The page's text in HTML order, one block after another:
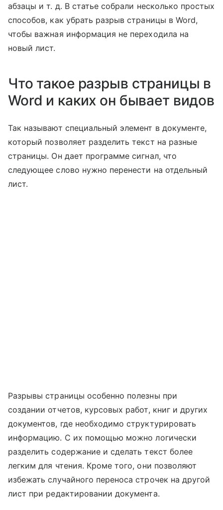
абзацы и т. д. В статье собрали несколько простых
способов, как убрать разрыв страницы в Word,
чтобы важная информация не переходила на
новый лист.
Что такое разрыв страницы в
Word и каких он бывает видов
Так называют специальный элемент в документе,
который позволяет разделить текст на разные
страницы. Он дает программе сигнал, что
следующее слово нужно перенести на отдельный
лист.
Разрывы страницы особенно полезны при
создании отчетов, курсовых работ, книг и других
документов, где необходимо структурировать
информацию. С их помощью можно логически
разделить содержание и сделать текст более
легким для чтения. Кроме того, они позволяют
избежать случайного переноса строчек на другой
лист при редактировании документа.